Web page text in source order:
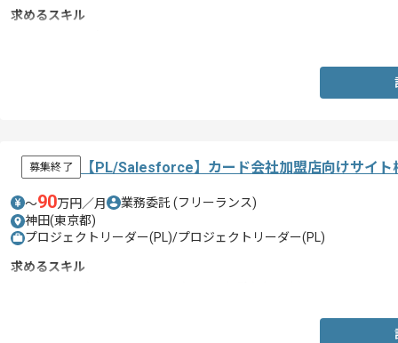
求めるスキル
募集終了 【PL/Salesforce】カード会社加盟店向けサイ
〜90万円／月 業務委託 (フリーランス)
神田(東京都)
プロジェクトリーダー(PL)/プロジェクトリーダー(PL)
求めるスキル